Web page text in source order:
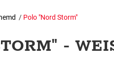
/ Polo "Nord Storm"
-